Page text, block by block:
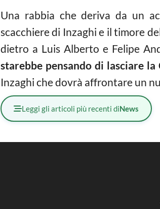
Una rabbia che deriva da un
scacchiere di Inzaghi e il timore
dietro a Luis Alberto e Felipe
starebbe pensando di lasciare
Inzaghi che dovrà affrontare un
Leggi gli articoli più recenti diNews